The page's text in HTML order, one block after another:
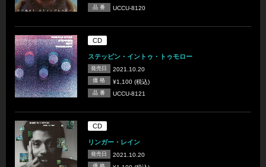
品 番 UCCU-8120
CD
ステッピン・イントゥ・トゥモロー
発売日 2021.10.20
価 格 ¥1,100 (税込)
品 番 UCCU-8121
CD
リンガー・レイン
発売日 2021.10.20